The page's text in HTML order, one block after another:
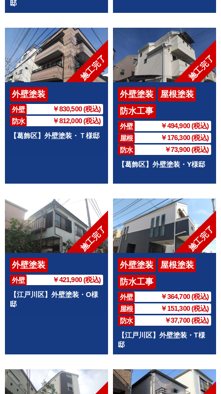
邸
施工完了
外壁塗装
外壁
￥830,500 (税込)
防水
￥812,000 (税込)
【葛飾区】外壁塗装・Ｔ様邸
施工完了
外壁塗装
屋根塗装
防水工事
外壁
￥494,900 (税込)
屋根
￥176,300 (税込)
防水
￥73,900 (税込)
【葛飾区】外壁塗装・Y様邸
施工完了
外壁塗装
外壁
￥421,900 (税込)
【江戸川区】外壁塗装・O様
邸
施工完了
外壁塗装
屋根塗装
防水工事
外壁
￥364,700 (税込)
屋根
￥151,300 (税込)
防水
￥37,700 (税込)
【江戸川区】外壁塗装・T様
邸